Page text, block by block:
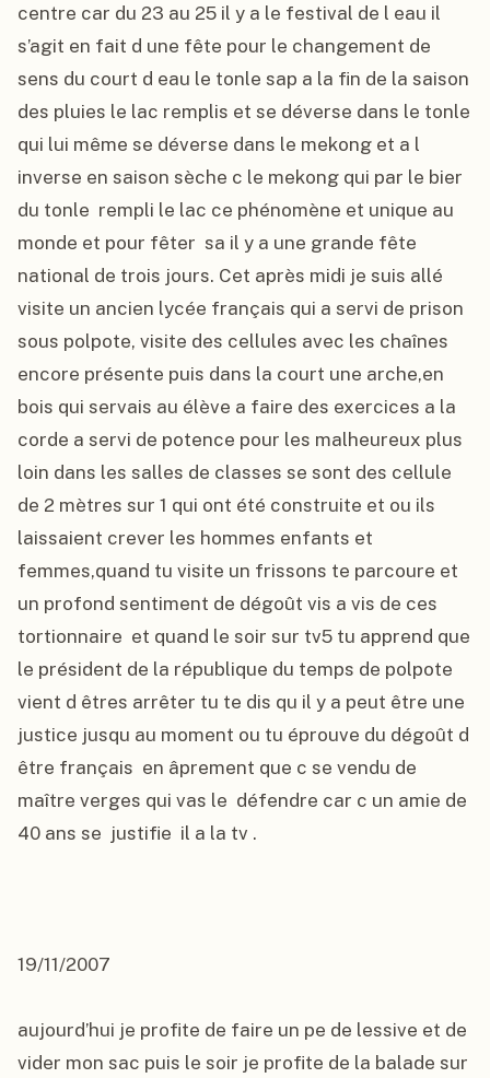
centre car du 23 au 25 il y a le festival de l eau il
s’agit en fait d une fête pour le changement de
sens du court d eau le tonle sap a la fin de la saison
des pluies le lac remplis et se déverse dans le tonle
qui lui même se déverse dans le mekong et a l
inverse en saison sèche c le mekong qui par le bier
du tonle  rempli le lac ce phénomène et unique au
monde et pour fêter  sa il y a une grande fête
national de trois jours. Cet après midi je suis allé
visite un ancien lycée français qui a servi de prison
sous polpote, visite des cellules avec les chaînes
encore présente puis dans la court une arche,en
bois qui servais au élève a faire des exercices a la
corde a servi de potence pour les malheureux plus
loin dans les salles de classes se sont des cellule
de 2 mètres sur 1 qui ont été construite et ou ils
laissaient crever les hommes enfants et
femmes,quand tu visite un frissons te parcoure et
un profond sentiment de dégoût vis a vis de ces
tortionnaire  et quand le soir sur tv5 tu apprend que
le président de la république du temps de polpote
vient d êtres arrêter tu te dis qu il y a peut être une
justice jusqu au moment ou tu éprouve du dégoût d
être français  en âprement que c se vendu de
maître verges qui vas le  défendre car c un amie de
40 ans se  justifie  il a la tv .
19/11/2007
aujourd’hui je profite de faire un pe de lessive et de
vider mon sac puis le soir je profite de la balade sur